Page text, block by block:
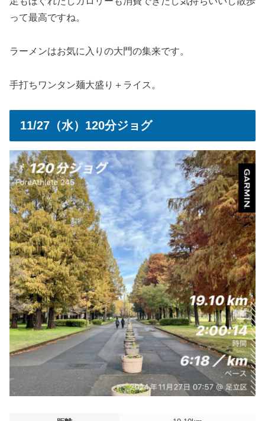
って最高ですね。
ラーメンはお気に入りの大門の集来です。
手打ちワンタン麺大盛り＋ライス。
11/27（水）120分ジョグ